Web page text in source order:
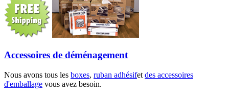
Accessoires de déménagement
Nous avons tous les boxes, ruban adhésifet des accessoires
d'emballage vous avez besoin.